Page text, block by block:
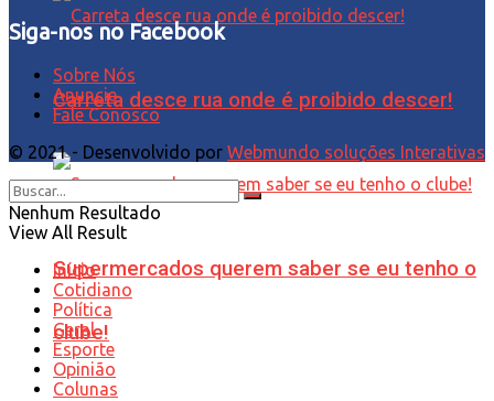
Carreta desce rua onde é proibido descer!
Supermercados querem saber se eu tenho o
clube!
Siga-nos no Facebook
Sobre Nós
Anuncie
Fale Conosco
© 2021 - Desenvolvido por Webmundo soluções Interativas
Nenhum Resultado
View All Result
Início
Cotidiano
Política
Geral
Esporte
Opinião
Colunas